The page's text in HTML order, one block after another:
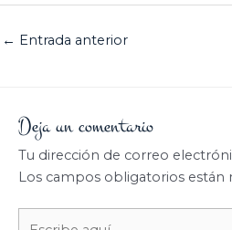
← Entrada anterior
Deja un comentario
Tu dirección de correo
Los campos obligatorios están